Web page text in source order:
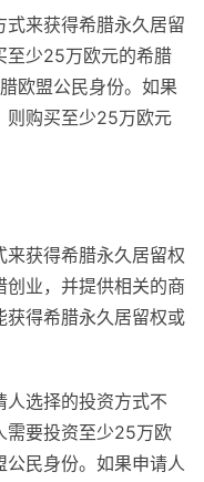
来获得希腊永久居留
至少25万欧元的希腊
欧盟公民身份。如果
则购买至少25万欧元
获得希腊永久居留权
业，并提供相关的商
获得希腊永久居留权或
人选择的投资方式不
需要投资至少25万欧
民身份。如果申请人